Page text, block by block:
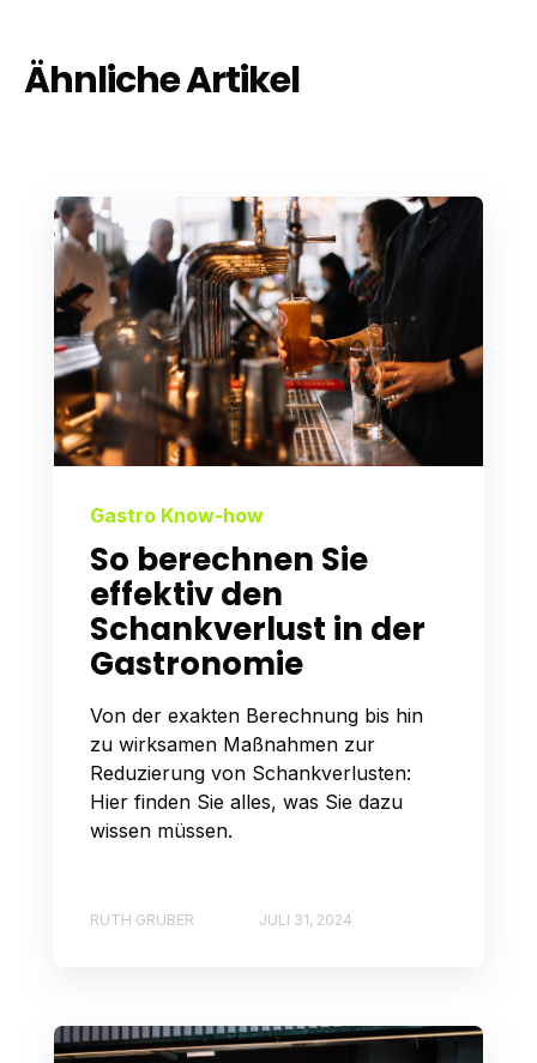
Ähnliche Artikel
Gastro Know-how
So berechnen Sie
effektiv den
Schankverlust in der
Gastronomie
Von der exakten Berechnung bis hin
zu wirksamen Maßnahmen zur
Reduzierung von Schankverlusten:
Hier finden Sie alles, was Sie dazu
wissen müssen.
RUTH GRUBER JULI 31, 2024